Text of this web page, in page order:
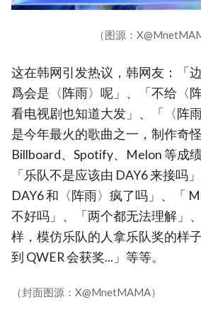
（图源：
这在韩网引发热议，韩网友：「
爲会是〈阵雨〉呢」、「不给〈
看电视剧也知道大发」、「〈阵
是今年最火的歌曲之一，制作奇
Billboard、Spotify、Melon 等成
「乐队不是应该由 DAY6 来接吗
DAY6 和〈阵雨〉疯了吗」、「
不好吗」、「两个都无法理解」
样，模仿乐队的人拿乐队奖的样
到 QWER 会获奖...」等等。
（封面图源：X@MnetMAMA）